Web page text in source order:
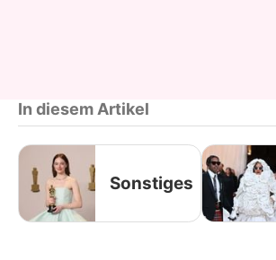
In diesem Artikel
Sonstiges